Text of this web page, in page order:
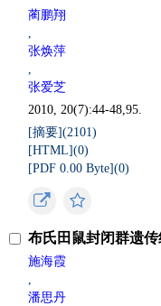
蔺鹏翔
,
张焕萍
,
张爱芝
2010, 20(7):44-48,95.
[摘要](2101)
[HTML](0)
[PDF 0.00 Byte](0)
布氏田鼠封闭群遗
施海霞
,
潘思丹